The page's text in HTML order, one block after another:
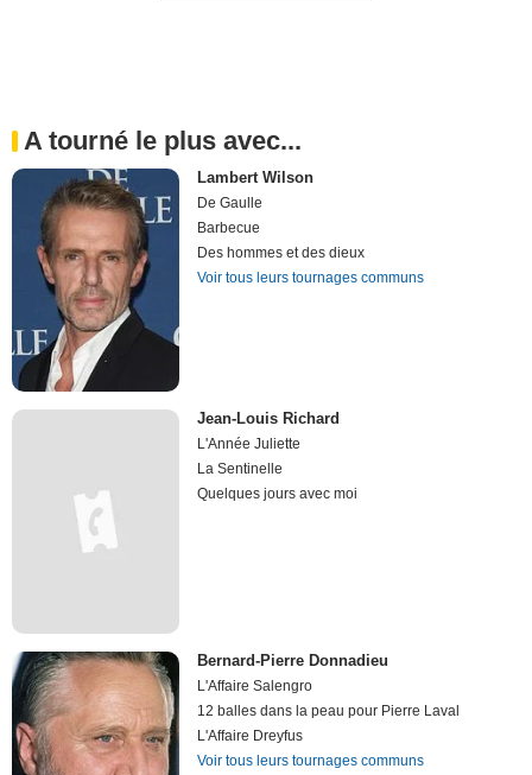
A tourné le plus avec...
Lambert Wilson
De Gaulle
Barbecue
Des hommes et des dieux
Voir tous leurs tournages communs
Jean-Louis Richard
L'Année Juliette
La Sentinelle
Quelques jours avec moi
Bernard-Pierre Donnadieu
L'Affaire Salengro
12 balles dans la peau pour Pierre Laval
L'Affaire Dreyfus
Voir tous leurs tournages communs